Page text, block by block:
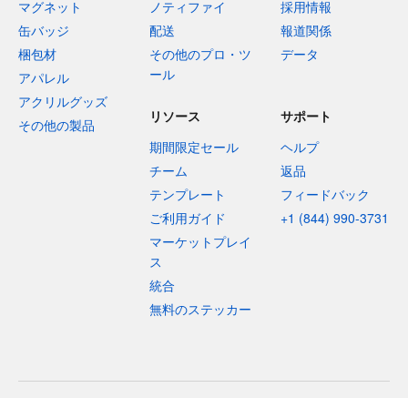
マグネット
缶バッジ
梱包材
アパレル
アクリルグッズ
その他の製品
ノティファイ
配送
その他のプロ・ツ
ール
採用情報
報道関係
データ
リソース
期間限定セール
チーム
テンプレート
ご利用ガイド
マーケットプレイ
ス
統合
無料のステッカー
サポート
ヘルプ
返品
フィードバック
+1 (844) 990-3731